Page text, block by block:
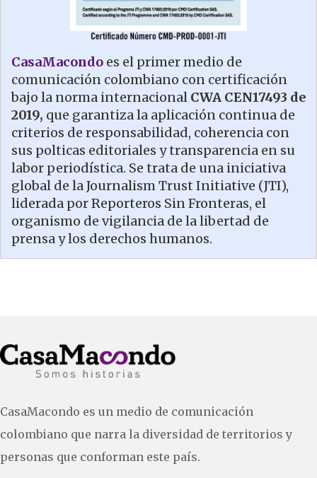
CasaMacondo es el primer medio de
comunicación colombiano con certificación
bajo la norma internacional CWA CEN17493 de
2019, que garantiza la aplicación continua de
criterios de responsabilidad, coherencia con
sus polticas editoriales y transparencia en su
labor periodística. Se trata de una iniciativa
global de la Journalism Trust Initiative (JTI),
liderada por Reporteros Sin Fronteras, el
organismo de vigilancia de la libertad de
prensa y los derechos humanos.
CasaMacondo es un medio de comunicación
colombiano que narra la diversidad de territorios y
personas que conforman este país.